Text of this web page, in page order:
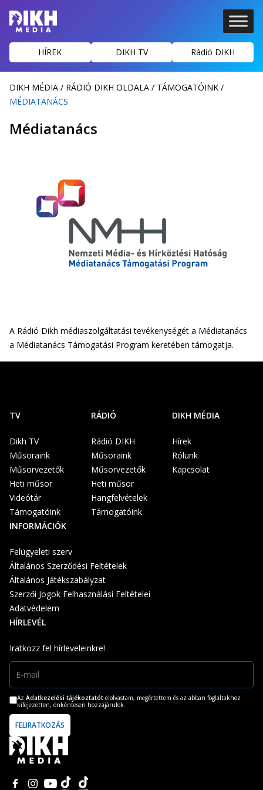
HÍREK DIKH TV Rádió DIKH
DIKH MÉDIA / RÁDIÓ DIKH OLDALA / TÁMOGATÓINK /
MÉDIATANÁCS
Médiatanács
A Rádió Dikh médiaszolgáltatási tevékenységét a Médiatanács
a Médiatanács Támogatási Program keretében támogatja.
TV
Dikh TV
Műsoraink
Műsorvezetők
Heti műsor
Videótár
Támogatóink
RÁDIÓ
Rádió DIKH
Műsoraink
Műsorvezetők
Heti műsor
Hangfelvételek
Támogatóink
DIKH MÉDIA
Hírek
Rólunk
Kapcsolat
INFORMÁCIÓK
Felügyeleti szerv
Általános Szerződési Feltételek
Általános Játékszabályzat
Szerzői Jogok Felhasználási Feltételei
Adatvédelem
HÍRLEVÉL
Iratkozz fel hírleveleinkre!
Az Adatkezelési tájékoztatót elolvastam, megértettem és az abban foglaltakhoz
kifejezetten, önkéntesen hozzájárulok.